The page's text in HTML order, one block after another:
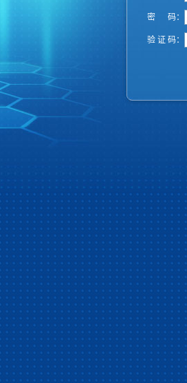
密 码：
验 证 码：